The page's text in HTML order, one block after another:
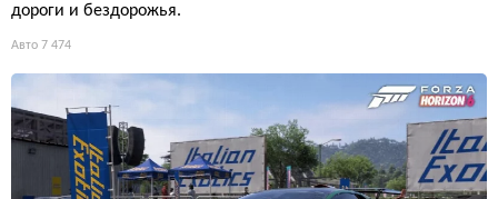
дороги и бездорожья.
Авто 7 474